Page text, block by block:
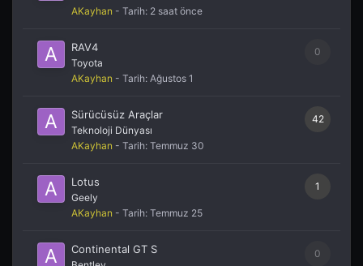
AKayhan - Tarih: 2 saat önce
0
RAV4
Toyota
AKayhan - Tarih: Ağustos 1
42
Sürücüsüz Araçlar
Teknoloji Dünyası
AKayhan - Tarih: Temmuz 30
1
Lotus
Geely
AKayhan - Tarih: Temmuz 25
0
Continental GT S